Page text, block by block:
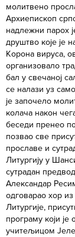
молитвено
Архиепископ
надлежни парох
друштво које је
Корона вируса,
организовало
бал у свечаној
се налази уз
је започело
колача након
беседи пренео
позвао све
прославе и
Литургију у
сутрадан
Александар
одговарао хор
Литургије,
програму који
учитељицом